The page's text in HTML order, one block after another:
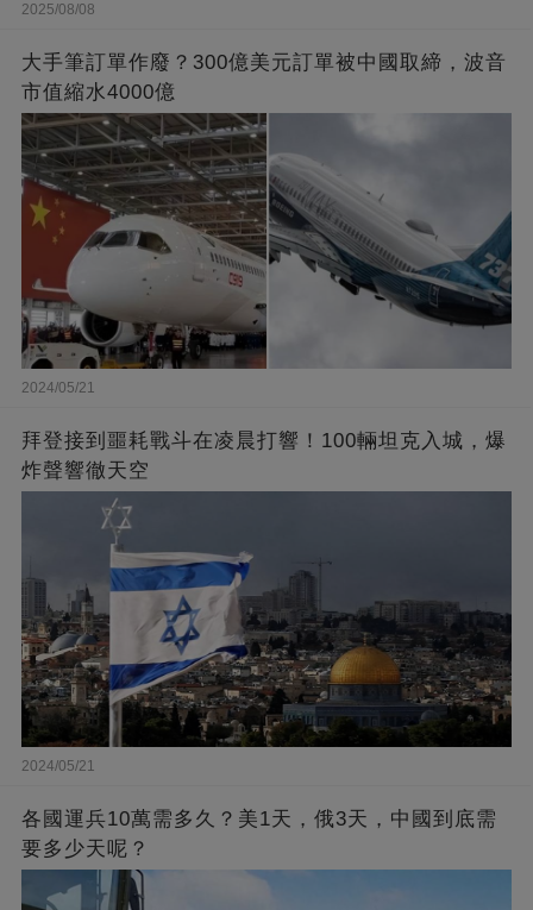
2025/08/08
大手筆訂單作廢？300億美元訂單被中國取締，波音
市值縮水4000億
2024/05/21
拜登接到噩耗戰斗在凌晨打響！100輛坦克入城，爆
炸聲響徹天空
2024/05/21
各國運兵10萬需多久？美1天，俄3天，中國到底需
要多少天呢？